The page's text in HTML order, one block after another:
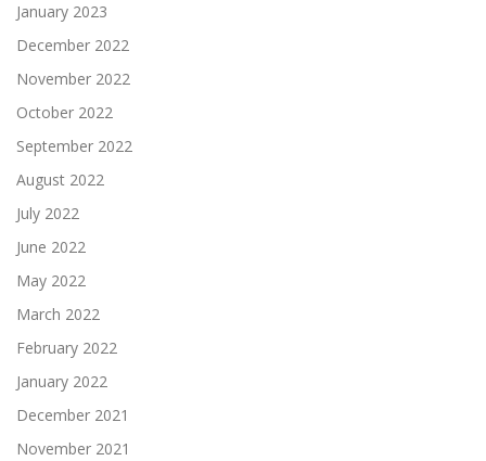
January 2023
December 2022
November 2022
October 2022
September 2022
August 2022
July 2022
June 2022
May 2022
March 2022
February 2022
January 2022
December 2021
November 2021